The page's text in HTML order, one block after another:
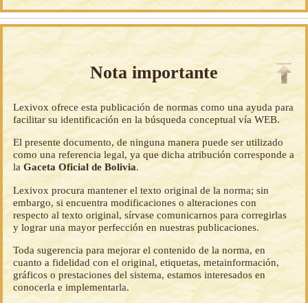
Nota importante
Lexivox ofrece esta publicación de normas como una ayuda para
facilitar su identificación en la búsqueda conceptual vía WEB.
El presente documento, de ninguna manera puede ser utilizado
como una referencia legal, ya que dicha atribución corresponde a
laGaceta Oficial de Bolivia.
Lexivox procura mantener el texto original de la norma; sin
embargo, si encuentra modificaciones o alteraciones con
respecto al texto original, sírvase comunicarnos para corregirlas
y lograr una mayor perfección en nuestras publicaciones.
Toda sugerencia para mejorar el contenido de la norma, en
cuanto a fidelidad con el original, etiquetas, metainformación,
gráficos o prestaciones del sistema, estamos interesados en
conocerla e implementarla.